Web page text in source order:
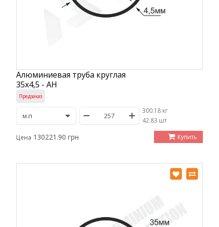
Алюминиевая труба круглая
35х4,5 - АН
Предзаказ
300.18 кг
/42.83 шт
Цена 130221.90 грн Купить